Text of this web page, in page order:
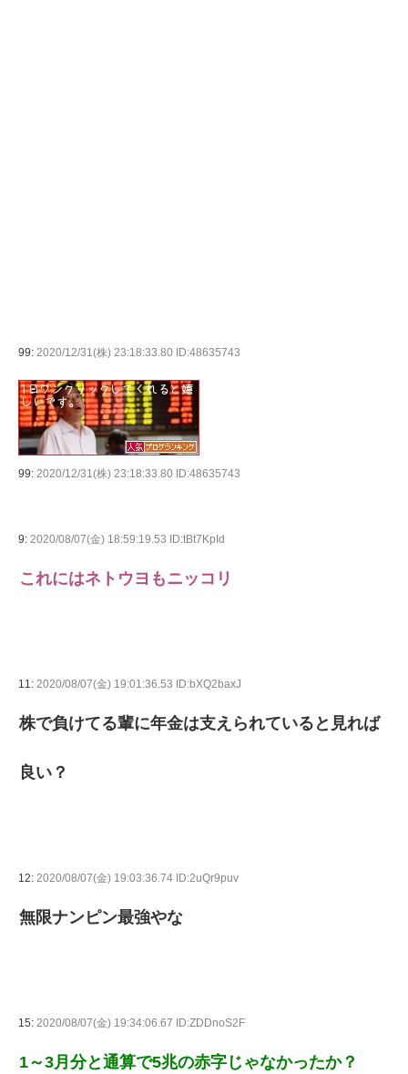
99: 2020/12/31(株) 23:18:33.80 ID:48635743
99: 2020/12/31(株) 23:18:33.80 ID:48635743
9: 2020/08/07(金) 18:59:19.53 ID:tBt7KpId
これにはネトウヨもニッコリ
11: 2020/08/07(金) 19:01:36.53 ID:bXQ2baxJ
株で負けてる輩に年金は支えられていると見れば
良い？
12: 2020/08/07(金) 19:03:36.74 ID:2uQr9puv
無限ナンピン最強やな
15: 2020/08/07(金) 19:34:06.67 ID:ZDDnoS2F
1～3月分と通算で5兆の赤字じゃなかったか？